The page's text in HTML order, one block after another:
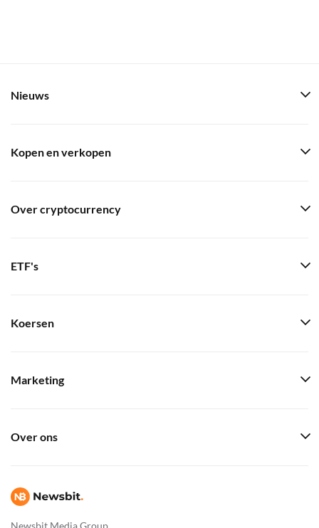
Newsbit Media Group
Nieuws
Kopen en verkopen
Over cryptocurrency
ETF's
Koersen
Marketing
Over ons